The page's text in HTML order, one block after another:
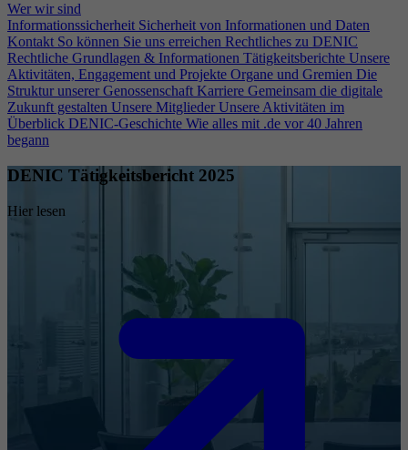
Wer wir sind
Informationssicherheit Sicherheit von Informationen und Daten
Kontakt So können Sie uns erreichen Rechtliches zu DENIC
Rechtliche Grundlagen & Informationen Tätigkeitsberichte Unsere
Aktivitäten, Engagement und Projekte Organe und Gremien Die
Struktur unserer Genossenschaft Karriere Gemeinsam die digitale
Zukunft gestalten Unsere Mitglieder Unsere Aktivitäten im
Überblick DENIC-Geschichte Wie alles mit .de vor 40 Jahren
begann
DENIC Tätigkeitsbericht 2025
Hier lesen